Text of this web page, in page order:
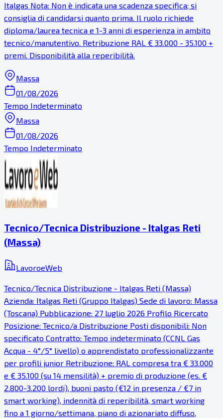
Italgas Nota: Non è indicata una scadenza specifica; si
consiglia di candidarsi quanto prima. Il ruolo richiede
diploma/laurea tecnica e 1-3 anni di esperienza in ambito
tecnico/manutentivo. Retribuzione RAL € 33.000 - 35.100 +
premi. Disponibilità alla reperibilità.
Massa
01/08/2026
Tempo Indeterminato
Massa
01/08/2026
Tempo Indeterminato
Tecnico/Tecnica Distribuzione - Italgas Reti
(Massa)
LavoroeWeb
Tecnico/Tecnica Distribuzione - Italgas Reti (Massa)
Azienda: Italgas Reti (Gruppo Italgas) Sede di lavoro: Massa
(Toscana) Pubblicazione: 27 luglio 2026 Profilo Ricercato
Posizione: Tecnico/a Distribuzione Posti disponibili: Non
specificato Contratto: Tempo indeterminato (CCNL Gas
Acqua - 4°/5° livello) o apprendistato professionalizzante
per profili junior Retribuzione: RAL compresa tra € 33.000
e € 35.100 (su 14 mensilità) + premio di produzione (es. €
2.800-3.200 lordi), buoni pasto (€12 in presenza / €7 in
smart working), indennità di reperibilità, smart working
fino a 1 giorno/settimana, piano di azionariato diffuso,